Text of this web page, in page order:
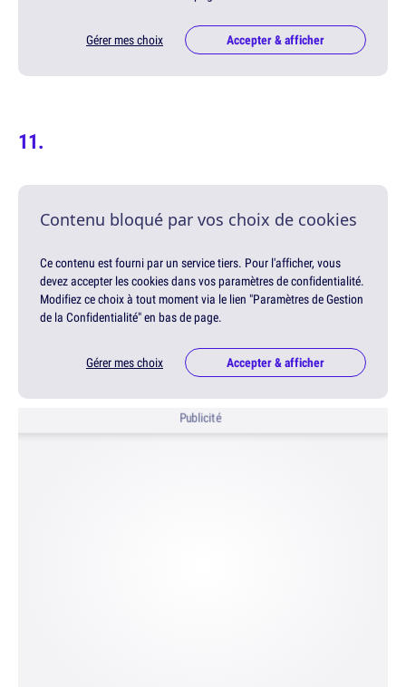
Gérer mes choix Accepter & afficher
Contenu bloqué par vos choix de cookies
Ce contenu est fourni par un service tiers. Pour l'afficher, vous
devez accepter les cookies dans vos paramètres de confidentialité.
Modifiez ce choix à tout moment via le lien "Paramètres de Gestion
de la Confidentialité" en bas de page.
Gérer mes choix Accepter & afficher
Publicité